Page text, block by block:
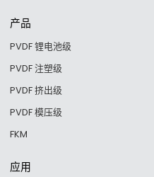
产品
PVDF 锂电池级
PVDF 注塑级
PVDF 挤出级
PVDF 模压级
FKM
应用